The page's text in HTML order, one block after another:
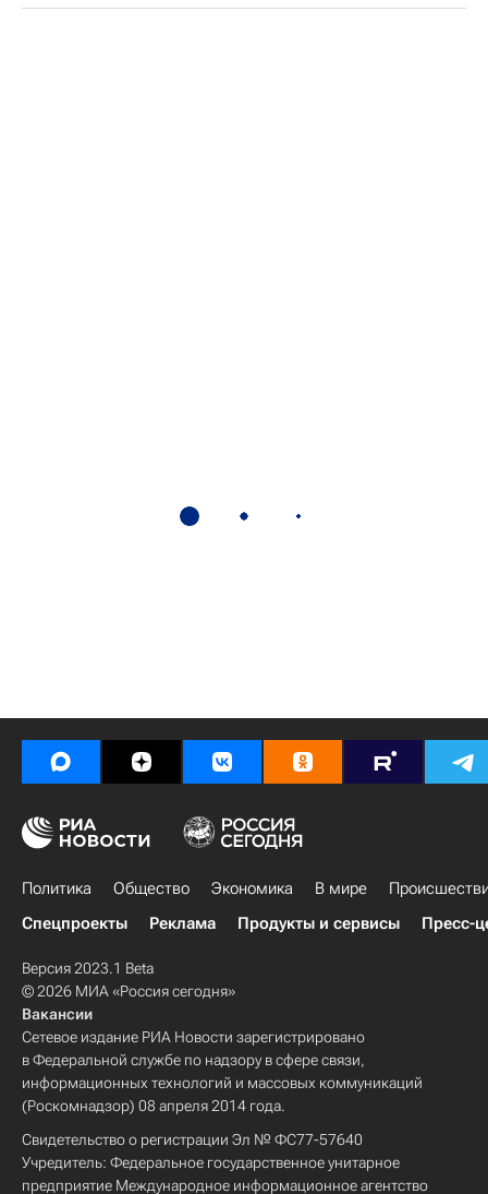
Политика Общество Экономика В мире
Спецпроекты
Реклама Продукты и сервисы Пресс-
Версия 2023.1 Beta
© 2026 МИА «Россия сегодня»
Вакансии
Сетевое издание РИА Новости зарегистрировано
в Федеральной службе по надзору в сфере связи,
информационных технологий и массовых коммуникаций
(Роскомнадзор) 08 апреля 2014 года.
Свидетельство о регистрации Эл № ФС77-57640
Учредитель: Федеральное государственное унитарное
предприятие Международное информационное агентство